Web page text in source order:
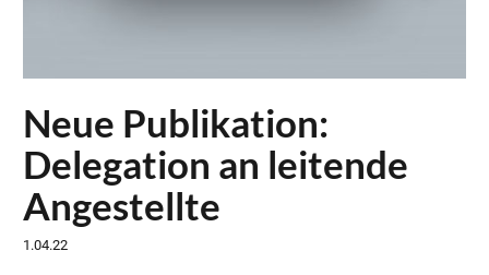
Neue Publikation:
Delegation an leitende
Angestellte
1.04.22